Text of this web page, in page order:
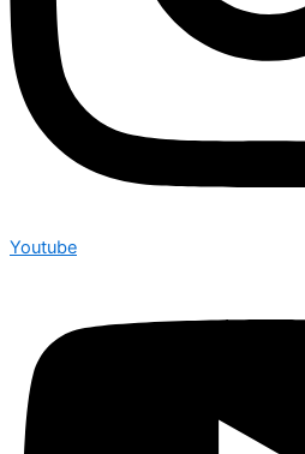
Youtube